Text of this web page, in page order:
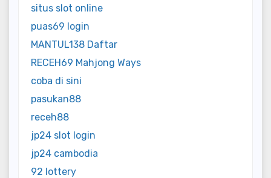
situs slot online
puas69 login
MANTUL138 Daftar
RECEH69 Mahjong Ways
coba di sini
pasukan88
receh88
jp24 slot login
jp24 cambodia
92 lottery